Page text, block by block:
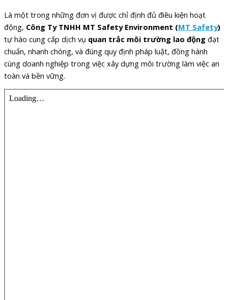
Là một trong những đơn vị được chỉ định đủ điều kiện hoạt
động, Công Ty TNHH MT Safety Environment (MT Safety)
tự hào cung cấp dịch vụ quan trắc môi trường lao động đạt
chuẩn, nhanh chóng, và đúng quy định pháp luật, đồng hành
cùng doanh nghiệp trong việc xây dựng môi trường làm việc an
toàn và bền vững.